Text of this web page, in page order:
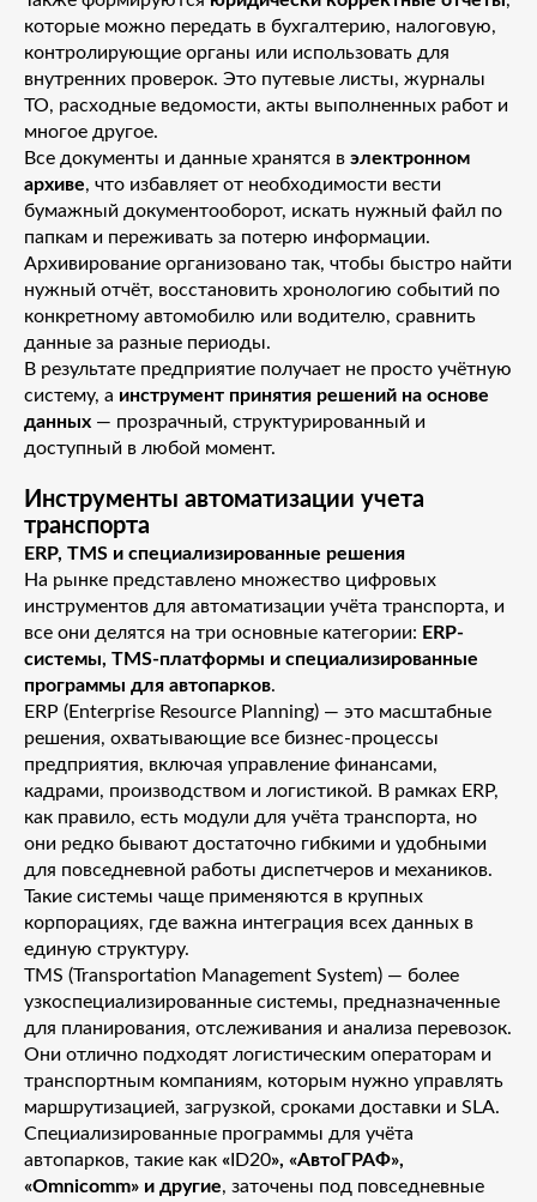
которые можно передать в бухгалтерию, налоговую,
контролирующие органы или использовать для
внутренних проверок. Это путевые листы, журналы
ТО, расходные ведомости, акты выполненных работ и
многое другое.
Все документы и данные хранятся в электронном
архиве, что избавляет от необходимости вести
бумажный документооборот, искать нужный файл по
папкам и переживать за потерю информации.
Архивирование организовано так, чтобы быстро найти
нужный отчёт, восстановить хронологию событий по
конкретному автомобилю или водителю, сравнить
данные за разные периоды.
В результате предприятие получает не просто учётную
систему, а инструмент принятия решений на основе
данных — прозрачный, структурированный и
доступный в любой момент.
Инструменты автоматизации учета
транспорта
ERP, TMS и специализированные решения
На рынке представлено множество цифровых
инструментов для автоматизации учёта транспорта, и
все они делятся на три основные категории: ERP-
системы, TMS-платформы и специализированные
программы для автопарков.
ERP (Enterprise Resource Planning) — это масштабные
решения, охватывающие все бизнес-процессы
предприятия, включая управление финансами,
кадрами, производством и логистикой. В рамках ERP,
как правило, есть модули для учёта транспорта, но
они редко бывают достаточно гибкими и удобными
для повседневной работы диспетчеров и механиков.
Такие системы чаще применяются в крупных
корпорациях, где важна интеграция всех данных в
единую структуру.
TMS (Transportation Management System) — более
узкоспециализированные системы, предназначенные
для планирования, отслеживания и анализа перевозок.
Они отлично подходят логистическим операторам и
транспортным компаниям, которым нужно управлять
маршрутизацией, загрузкой, сроками доставки и SLA.
Специализированные программы для учёта
автопарков, такие как « ID20», «АвтоГРАФ»,
«Omnicomm» и другие, заточены под повседневные